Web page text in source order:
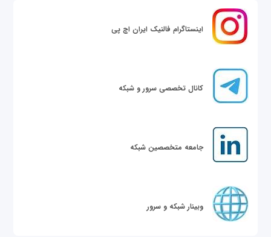
اینستاگرام فالنیک ایران اچ پی
کانال تخصصی سرور و شبکه
جامعه متخصصین شبکه
وبینار شبکه و سرور